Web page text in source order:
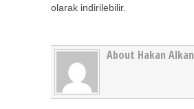
olarak indirilebilir.
About Hakan Alkan